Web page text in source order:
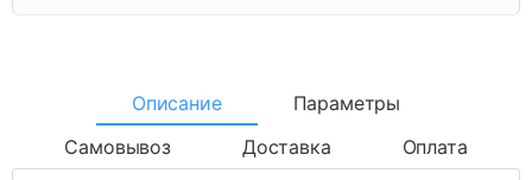
Описание
Параметры
Самовывоз
Доставка Оплата